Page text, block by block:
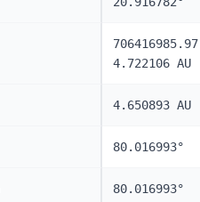
4.722106 AU
4.650893 AU
80.016993°
80.016993°